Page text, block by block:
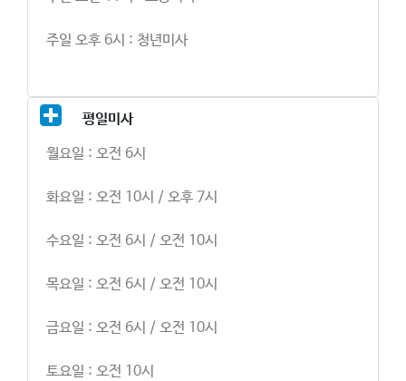
주일 오후 6시 : 청년미사
평일미사
월요일 : 오전 6시
화요일 : 오전 10시 / 오후 7시
수요일 : 오전 6시 / 오전 10시
목요일 : 오전 6시 / 오전 10시
금요일 : 오전 6시 / 오전 10시
토요일 : 오전 10시